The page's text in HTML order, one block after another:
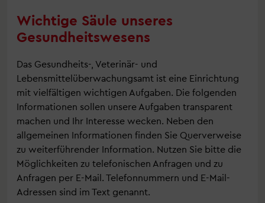
Wichtige Säule unseres
Gesundheitswesens
Das Gesundheits-, Veterinär- und
Lebensmittelüberwachungsamt ist eine Einrichtung
mit vielfältigen wichtigen Aufgaben. Die folgenden
Informationen sollen unsere Aufgaben transparent
machen und Ihr Interesse wecken. Neben den
allgemeinen Informationen finden Sie Querverweise
zu weiterführender Information. Nutzen Sie bitte die
Möglichkeiten zu telefonischen Anfragen und zu
Anfragen per E-Mail. Telefonnummern und E-Mail-
Adressen sind im Text genannt.